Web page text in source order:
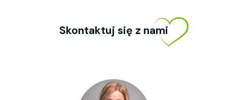
Skontaktuj się z nami